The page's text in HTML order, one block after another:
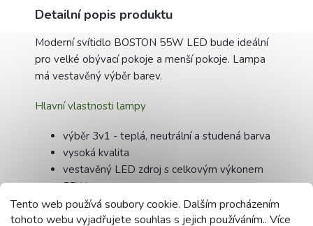
Tento web používá soubory cookie. Dalším procházením
tohoto webu vyjadřujete souhlas s jejich používáním.. Více
Detailní popis produktu
Moderní svítidlo BOSTON 55W LED bude ideální
pro velké obývací pokoje a menší pokoje. Lampa
má vestavěný výběr barev.
Hlavní vlastnosti lampy
výběr 3v1 - teplá, neutrální a studená barva
vysoká kvalita
vestavěný LED zdroj s celkovým výkonem
55W
dlouhá životnost LED zdrojů
lampa je pečlivě zabalena do lepenky a